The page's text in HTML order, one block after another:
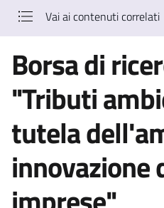
Vai ai contenuti correlati
Borsa di
"Tributi
tutela
innovazione